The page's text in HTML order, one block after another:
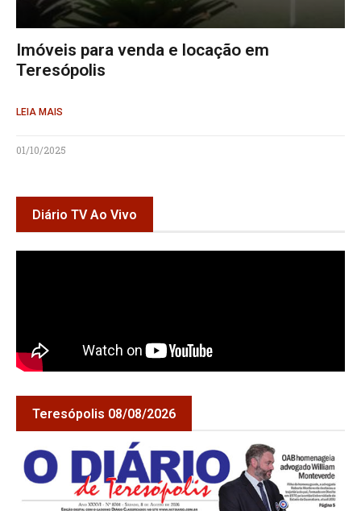
Imóveis para venda e locação em
Teresópolis
LEIA MAIS
01/10/2025
Diário TV Ao Vivo
Teresópolis 08/08/2026